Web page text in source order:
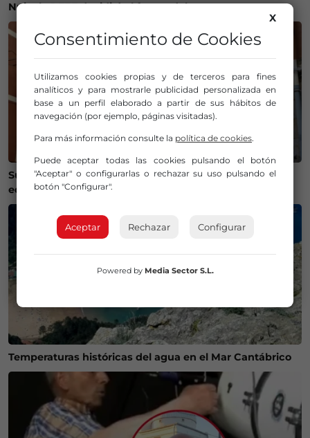
Nuin: la RFEF decidirá el futuro del canterano
Susto en Bilbao La Vieja: ocho personas atendidas y un
edificio desalojado tras un incendio
Temperaturas históricas del agua en el Mar Cantábrico
X
Consentimiento de Cookies
Utilizamos cookies propias y de terceros para fines
analíticos y para mostrarle publicidad personalizada en
base a un perfil elaborado a partir de sus hábitos de
navegación (por ejemplo, páginas visitadas).
Para más información consulte la política de cookies.
Puede aceptar todas las cookies pulsando el botón
"Aceptar" o configurarlas o rechazar su uso pulsando el
botón "Configurar".
Aceptar Rechazar Configurar
Powered by Media Sector S.L.